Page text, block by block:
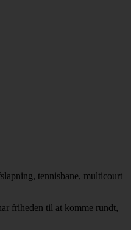
tennisbane, multicourt
friheden til at komme rundt,